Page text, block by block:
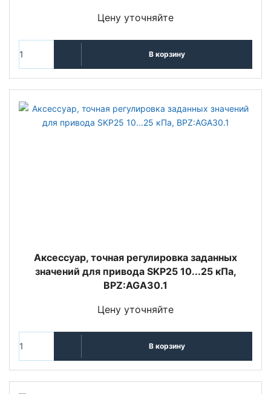
Цену уточняйте
В корзину
Аксессуар, точная регулировка заданных
значений для привода SKP25 10...25 кПа,
BPZ:AGA30.1
Цену уточняйте
В корзину